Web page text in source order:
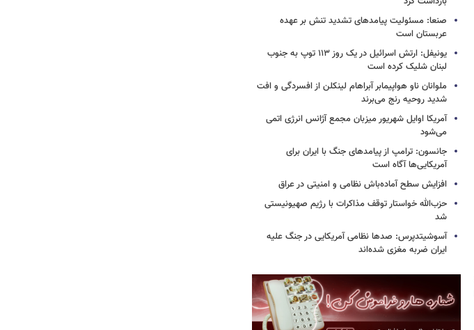
صنعا: مسئولیت پیامدهای تشدید تنش بر عهده
عربستان است
یونیفل: ارتش اسرائیل در یک روز ۱۱۳ توپ به جنوب
لبنان شلیک کرده است
ملوانان ناو هواپیمابر آبراهام لینکلن از افسردگی و افت
شدید روحیه رنج می‌برند
آمریکا اوایل شهریور میزبان مجمع آژانس انرژی اتمی
می‌شود
جانسون: ترامپ از پیامدهای جنگ با ایران برای
آمریکایی‌ها آگاه است
افزایش سطح آماده‌باش نظامی و امنیتی در عراق
حزب‌الله خواستار توقف مذاکرات با رژیم صهیونیستی
شد
آسوشیتدپرس: صدها نظامی آمریکایی در جنگ علیه
ایران ضربه مغزی شده‌اند